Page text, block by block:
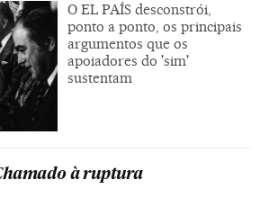
O EL PAÍS desconstrói,
ponto a ponto, os principais
argumentos que os
apoiadores do 'sim'
sustentam
à ruptura